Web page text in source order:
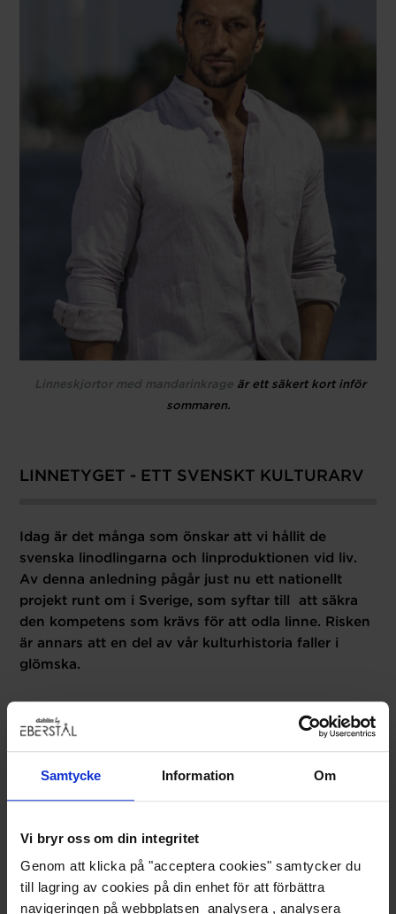
Samtycke Information Om
Vi bryr oss om din integritet
Genom att klicka på "acceptera cookies" samtycker du
till lagring av cookies på din enhet för att förbättra
navigeringen på webbplatsen analysera , analysera
Linneskjortor med mandarinkrageär ett säkert kort inför
sommaren.
LINNETYGET - ETT SVENSKT KULTURARV
Idag är det många som önskar att vi hållit de
svenska linodlingarna och linproduktionen vid liv.
Av denna anledning pågår just nu ett nationellt
projekt runt om i Sverige, som syftar till att säkra
den kompetens som krävs för att odla linne. Risken
är annars att en del av vår kulturhistoria faller i
glömska.